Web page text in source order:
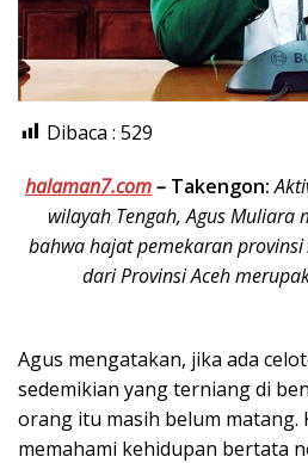
Dibaca : 529
halaman7.com– Takengon:
wilayah Tengah, Agus Muliara
bahwa hajat pemekaran provinsi
dari Provinsi Aceh
Agus mengatakan, jika ada
sedemikian yang terniang di
orang itu masih belum matang.
memahami kehidupan bertata